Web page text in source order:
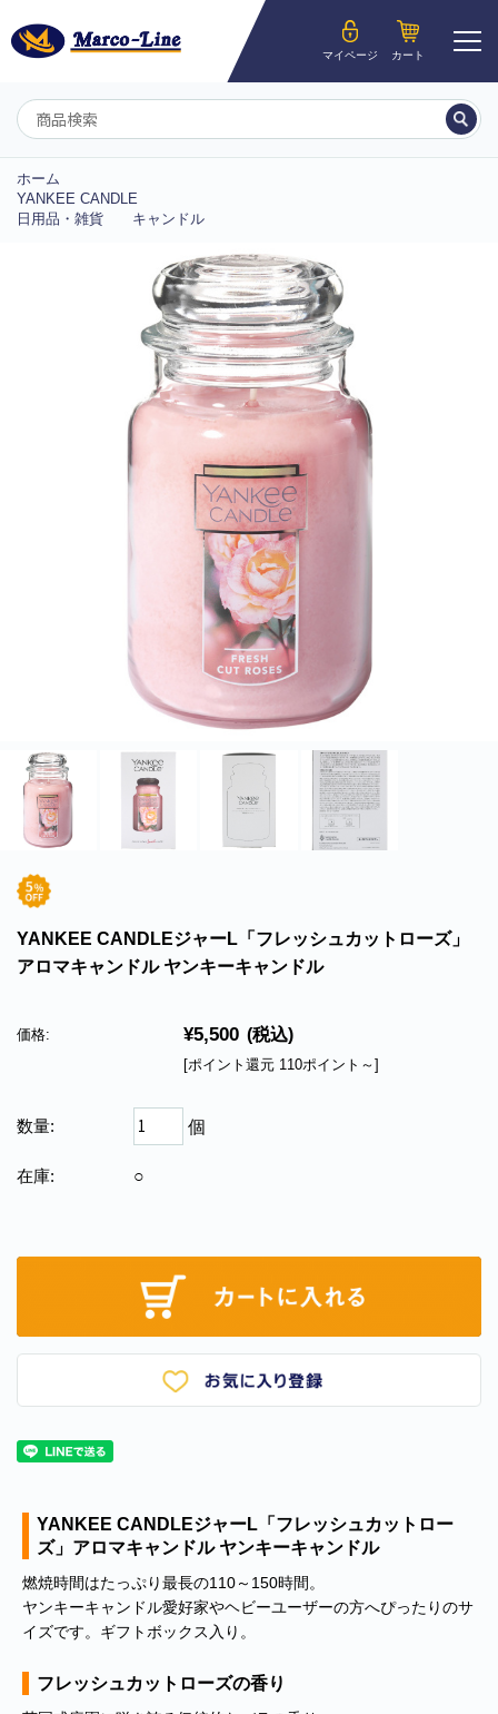
マイページ カート
ホーム
YANKEE CANDLE
日用品・雑貨
キャンドル
YANKEE CANDLEジャーL「フレッシュカットローズ」
アロマキャンドル ヤンキーキャンドル
価格: ¥5,500 (税込)
[ポイント還元 110ポイント～]
数量: 個
在庫: ○
YANKEE CANDLEジャーL「フレッシュカットロー
ズ」アロマキャンドル ヤンキーキャンドル
燃焼時間はたっぷり最長の110～150時間。
ヤンキーキャンドル愛好家やヘビーユーザーの方へぴったりのサ
イズです。ギフトボックス入り。
フレッシュカットローズの香り
ようこそ__MEMBER_LASTNAME__様
マイページ
北海道・沖縄のお客様には一部送料のご負担をお願いいたします。割引サービスは一